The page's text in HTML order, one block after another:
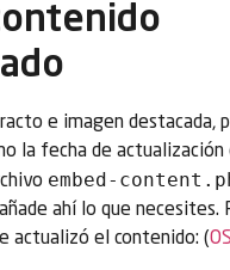
e imagen destacada,
la fecha de actualización
embed-
ahí lo que necesites.
actualizó el contenido: (